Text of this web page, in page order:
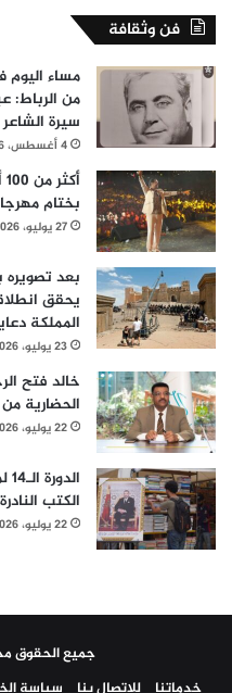
فن وثقافة
مساء اليوم
من الرباط:
سيرة
4 أغسطس، 2026
بختام
27 يوليو، 2026
يحقق
المملكة
23 يوليو، 2026
خالد فتح
الحضارية من
22 يوليو، 2026
الكتب
22 يوليو، 2026
جميع الحقوق